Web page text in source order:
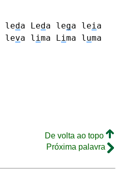
leda Leda lega leia
leva lima Lima luma
De volta ao topo
Próxima palavra